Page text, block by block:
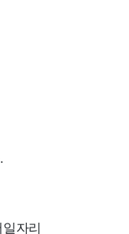
자리